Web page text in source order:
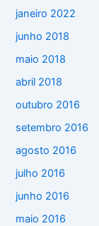
janeiro 2022
junho 2018
maio 2018
abril 2018
outubro 2016
setembro 2016
agosto 2016
julho 2016
junho 2016
maio 2016